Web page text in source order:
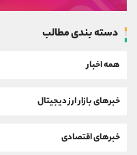
دسته بندی مطالب
همه اخبار
خبرهای بازار ارز دیجیتال
خبرهای اقتصادی